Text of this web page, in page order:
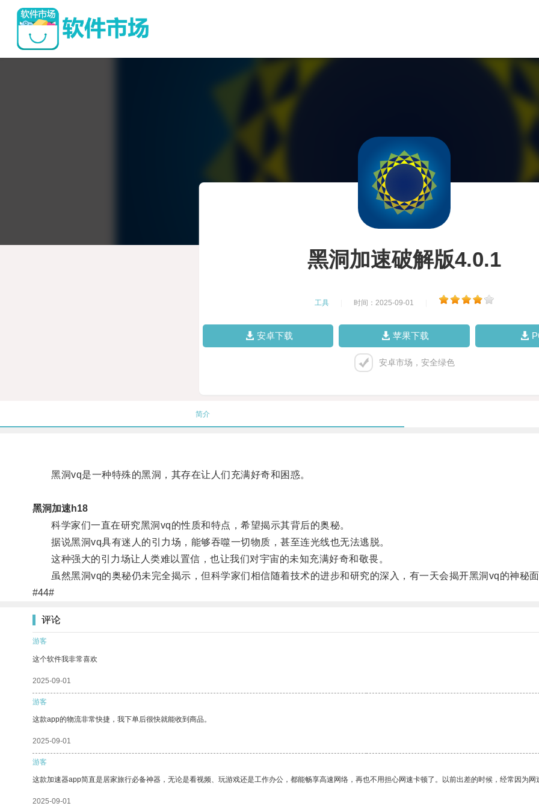
黑洞加速破解版4.0.1
工具 时间：2025-09-01
安卓下载 苹果下载
安卓市场，安全绿色
简介
黑洞vq是一种特殊的黑洞，其存在让人们充满好奇和困惑。
黑洞加速h18
科学家们一直在研究黑洞vq的性质和特点，希望揭示其背后的奥秘。
据说黑洞vq具有迷人的引力场，能够吞噬一切物质，甚至连光线也无法逃脱。
这种强大的引力场让人类难以置信，也让我们对宇宙的未知充满好奇和敬畏。
虽然黑洞vq的奥秘仍未完全揭示，但科学家们相信随着技术的进步和研究的深入，有一天会揭开黑洞vq的神秘面
#44#
评论
游客
这个软件我非常喜欢
2025-09-01
游客
这款app的物流非常快捷，我下单后很快就能收到商品。
2025-09-01
游客
这款加速器app简直是居家旅行必备神器，无论是看视频、玩游戏还是工作办公，都能畅享高速网络，再也不用担心网速卡顿了。以前出差的时候，经常因为
2025-09-01